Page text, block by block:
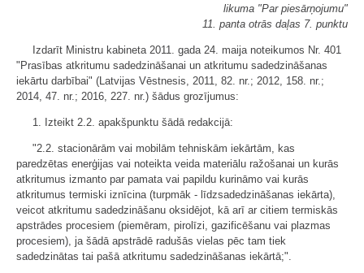
likuma "Par piesārņojumu"
11. panta otrās daļas 7. punktu
Izdarīt Ministru kabineta 2011. gada 24. maija noteikumos Nr. 401
"Prasības atkritumu sadedzināšanai un atkritumu sadedzināšanas
iekārtu darbībai" (Latvijas Vēstnesis, 2011, 82. nr.; 2012, 158. nr.;
2014, 47. nr.; 2016, 227. nr.) šādus grozījumus:
1. Izteikt 2.2. apakšpunktu šādā redakcijā:
"2.2. stacionārām vai mobilām tehniskām iekārtām, kas
paredzētas enerģijas vai noteikta veida materiālu ražošanai un kurās
atkritumus izmanto par pamata vai papildu kurināmo vai kurās
atkritumus termiski iznīcina (turpmāk - līdzsadedzināšanas iekārta),
veicot atkritumu sadedzināšanu oksidējot, kā arī ar citiem termiskās
apstrādes procesiem (piemēram, pirolīzi, gazificēšanu vai plazmas
procesiem), ja šādā apstrādē radušās vielas pēc tam tiek
sadedzinātas tai pašā atkritumu sadedzināšanas iekārtā;".